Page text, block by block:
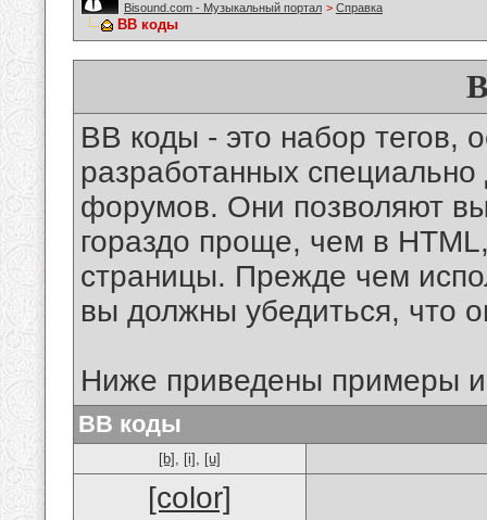
Bisound.com - Музыкальный портал > Справка
BB коды
BB коды - это набор тегов,
разработанных
форумов. Они позволяют
гораздо проще, чем в
страницы. Прежде чем
вы должны убедиться, что
Ниже приведены примеры
BB коды
[b] , [i] , [u]
[color]